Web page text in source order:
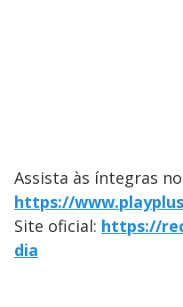
Assista às íntegras
https://
Site oficial: https://
dia